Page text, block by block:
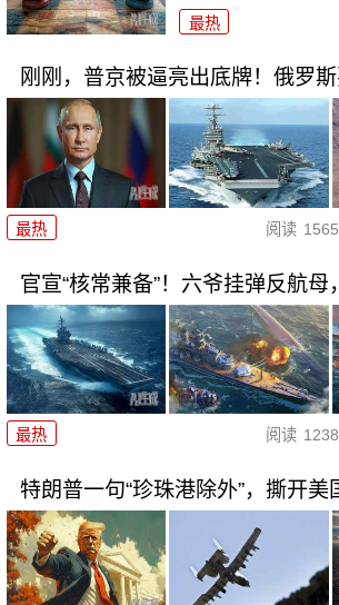
最热
刚刚，普京被逼亮出底牌！俄罗斯
最热 阅读
官宣“核常兼备”！六爷挂弹反航母
最热 阅读
特朗普一句“珍珠港除外”，撕开美